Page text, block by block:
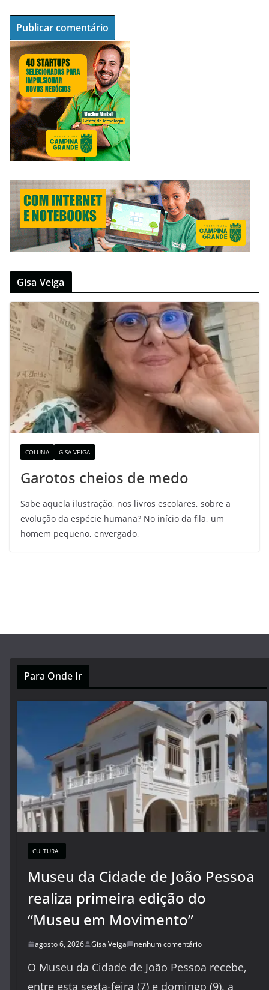
Gisa Veiga
COLUNA GISA VEIGA
Garotos cheios de medo
Sabe aquela ilustração, nos livros escolares, sobre a
evolução da espécie humana? No início da fila, um
homem pequeno, envergado,
Para Onde Ir
CULTURAL
Museu da Cidade de João Pessoa
realiza primeira edição do
“Museu em Movimento”
agosto 6, 2026 Gisa Veiga nenhum comentário
O Museu da Cidade de João Pessoa recebe,
entre esta sexta-feira (7) e domingo (9), a